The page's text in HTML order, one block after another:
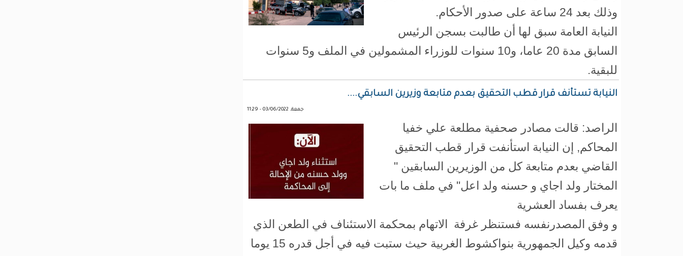
وذلك بعد 24 ساعة على صدور الأحكام.
النيابة العامة سبق لها أن طالبت بسجن الرئيس
السابق مدة 20 عاما، و10 سنوات للوزراء المشمولين في الملف و5 سنوات
للبقية.
النيابة تستأنف قرار قطب التحقيق بعدم متابعة وزيرين السابقي....
جمعة, 03/06/2022 - 11:29
الراصد: قالت مصادر صحفية مطلعة علي خفيا
المحاكم, إن النيابة استأنفت قرار قطب التحقيق
القاضي بعدم متابعة كل من الوزيرين السابقين "
المختار ولد اجاي و حسنه ولد اعل" في ملف ما بات
يعرف بفساد العشرية
و وفق المصدرنفسه فستنظر غرفة الاتهام بمحكمة الاستئناف في الطعن الذي
قدمه وكيل الجمهورية بنواكشوط الغربية حيث ستبت فيه في أجل قدره 15 يوما